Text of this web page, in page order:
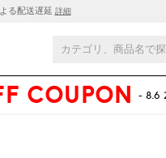
る配送遅延 詳細
COUPON - 8.6